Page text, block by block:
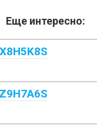
Еще интересно: